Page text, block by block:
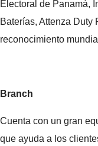
Electoral de Panamá,
Baterías, Attenza Duty
reconocimiento
Branch
Cuenta con un gran
que ayuda a los